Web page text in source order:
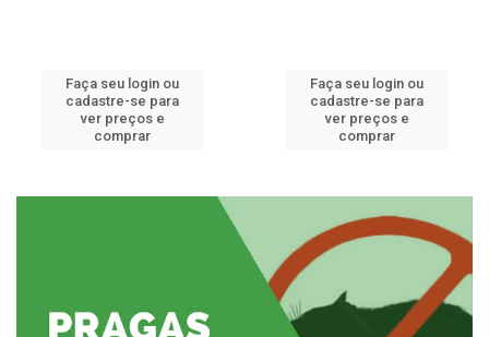
Faça seu login ou
cadastre-se para
ver preços e
comprar
Faça seu login ou
cadastre-se para
ver preços e
comprar